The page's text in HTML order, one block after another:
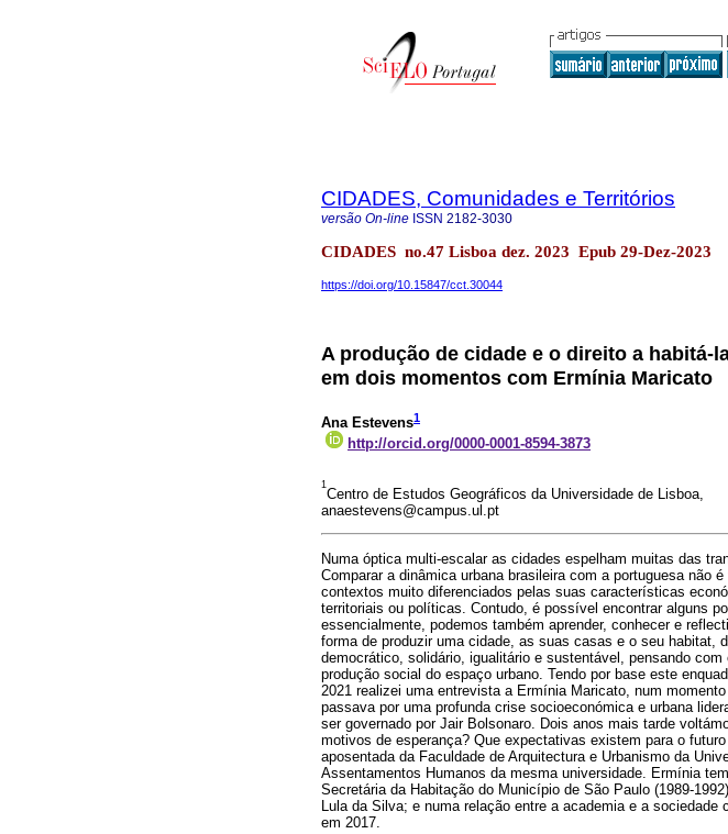
CIDADES, Comunidades e Territórios
versão On-line ISSN 2182-3030
CIDADES no.47 Lisboa dez. 2023 Epub 29-Dez-2023
https://doi.org/10.15847/cct.30044
A produção de cidade e o direito a habitá-
em dois momentos com Ermínia Maricato
Ana Estevens1
http://orcid.org/0000-0001-8594-3873
1
Centro de Estudos Geográficos da Universidade de Lisboa,
anaestevens@campus.ul.pt
Numa óptica multi-escalar as cidades espelham muitas das
Comparar a dinâmica urbana brasileira com a portuguesa não
contextos muito diferenciados pelas suas características
territoriais ou políticas. Contudo, é possível encontrar alguns
essencialmente, podemos também aprender, conhecer e
forma de produzir uma cidade, as suas casas e o seu habitat,
democrático, solidário, igualitário e sustentável, pensando com
produção social do espaço urbano. Tendo por base este
2021 realizei uma entrevista a Ermínia Maricato, num
passava por uma profunda crise socioeconómica e urbana
ser governado por Jair Bolsonaro. Dois anos mais tarde
motivos de esperança? Que expectativas existem para o
aposentada da Faculdade de Arquitectura e Urbanismo da
Assentamentos Humanos da mesma universidade. Ermínia
Secretária da Habitação do Município de São Paulo (1989-
Lula da Silva; e numa relação entre a academia e a
em 2017.